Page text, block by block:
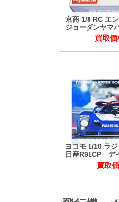
京商 1/8 RC エ
ジョーダンヤマ
買取価
ヨコモ 1/10 ラ
日産R91CP デ
買取